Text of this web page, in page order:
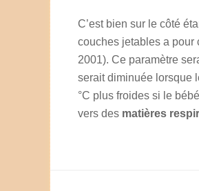
C’est bien sur le côté
couches jetables a pour
2001). Ce paramètre
serait diminuée lorsque
°C plus froides si le
vers des matières